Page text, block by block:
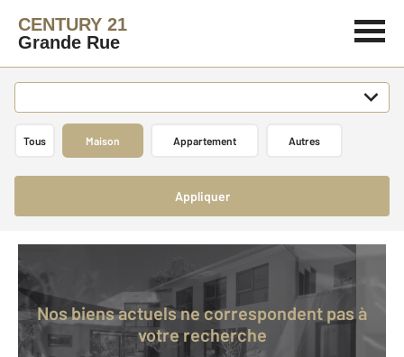
CENTURY 21
Grande Rue
Tous Maison Appartement Autres
Appliquer
Nos biens actuels ne correspondent pas à
votre recherche